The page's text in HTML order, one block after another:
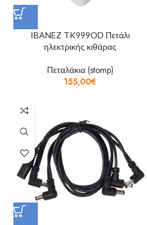
IBANEZ TK999OD Πετάλι
ηλεκτρικής κιθάρας
Πεταλάκια (stomp)
155,00€